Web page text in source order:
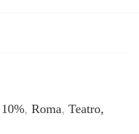
, Roma, Teatro,